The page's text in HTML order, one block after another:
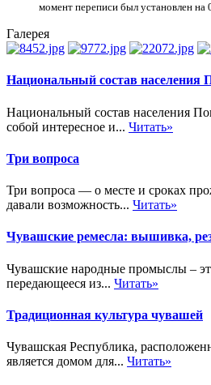
момент переписи был установлен
Галерея
Национальный состав населения
Национальный состав населения
собой интересное и... Читать»
Три вопроса
Три вопроса — о месте и сроках
давали возможность... Читать»
Чувашские ремесла: вышивка,
Чувашские народные промыслы –
передающееся из... Читать»
Традиционная культура чувашей
Чувашская Республика,
является домом для... Читать»